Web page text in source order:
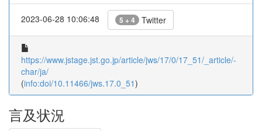
2023-06-28 10:06:48 5 + 4 Twitter
https://www.jstage.jst.go.jp/article/jws/17/0/17_51/_article/-
char/ja/
(info:doi/10.11466/jws.17.0_51)
言及状況